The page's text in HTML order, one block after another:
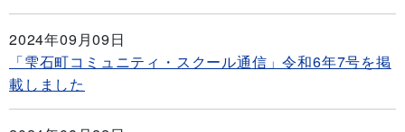
2024年09月09日
「雫石町コミュニティ・スクール通信」令和6年7号を掲
載しました